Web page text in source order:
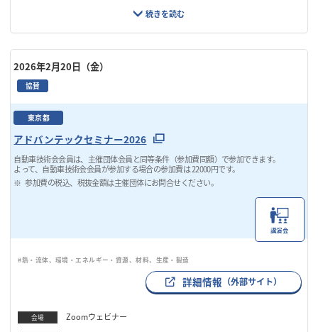
2026年2月20日（金）
協賛
東京都
アドバンテックセミナー2026
自動車技術会会員は、主催団体会員と同等条件（参加費同額）で参加できます。
よって、自動車技術会会員が参加する場合の参加費は 22000円です。
参加費の税込、税抜金額は主催団体にお問合せください。
講演会
#熱・流体、環境・エネルギー・資源、材料、生産・製造
詳細情報 （外部サイト）
会場 Zoomウェビナー